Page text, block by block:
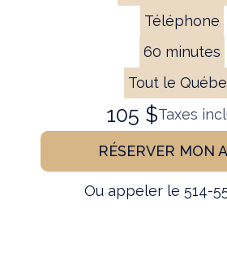
Téléphone
60 minutes
Tout le
105 $Taxes
RÉSERVER MON
Ou appeler le 514-